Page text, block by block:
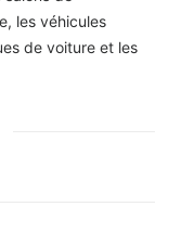
les véhicules
de voiture et les